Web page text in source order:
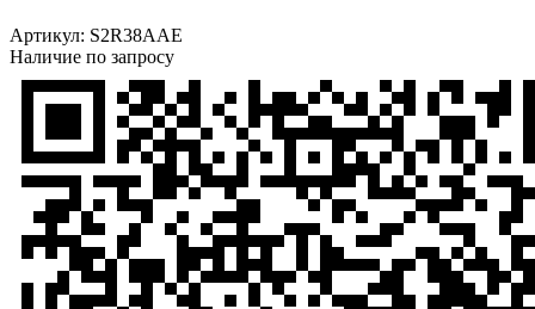
Артикул: S2R38AAE
Наличие по запросу